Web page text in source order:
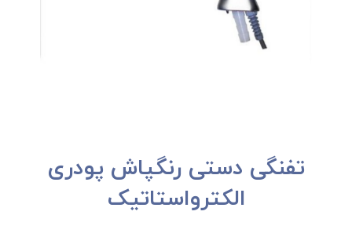
تفنگی دستی رنگپاش پودری
الکترواستاتیک